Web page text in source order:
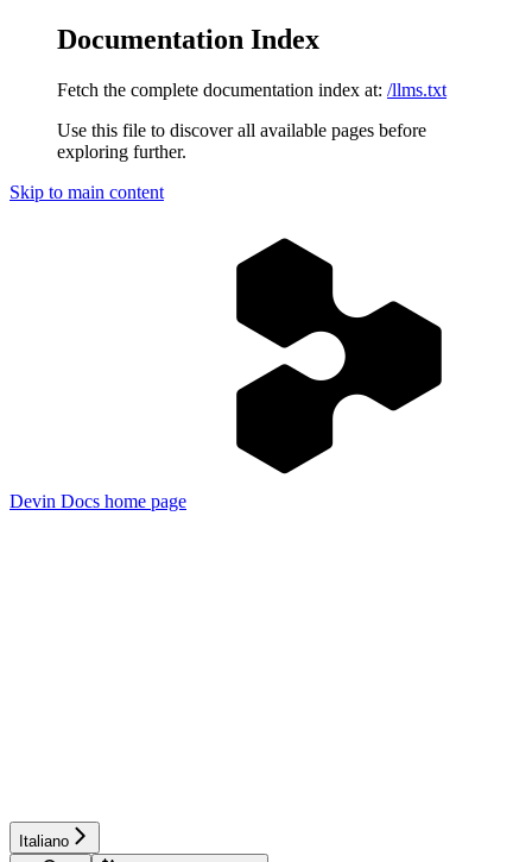
Documentation Index
Fetch the complete documentation index at: /llms.txt
Use this file to discover all available pages before
exploring further.
Skip to main content
Devin Docs home page
Italiano